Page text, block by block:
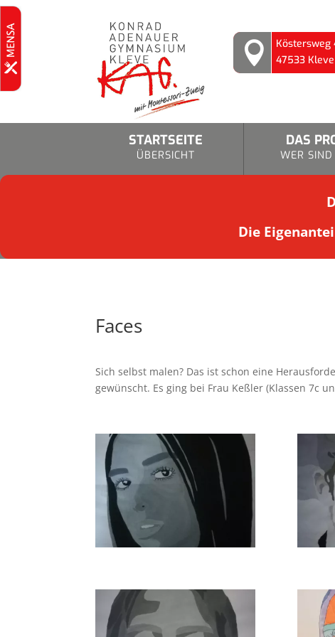

Köstersweg
47533 Kleve
STARTSEITE
ÜBERSICHT
DAS
WER
Die
Faces
Sich selbst malen? Das ist schon eine
gewünscht. Es ging bei Frau Keßler (Klassen 7c